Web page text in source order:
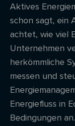
Aktives
schon sagt, ein
achtet, wie viel
Unternehmen
herkömmliche
messen und
Energiefluss in
Bedingungen